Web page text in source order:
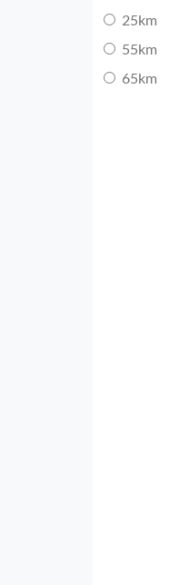
25km
55km
65km